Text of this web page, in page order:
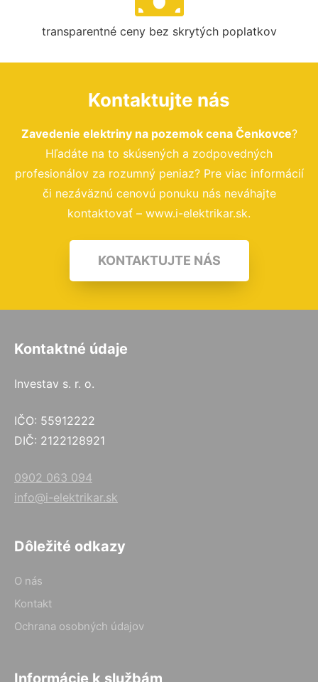
transparentné ceny bez skrytých poplatkov
Kontaktujte nás
Zavedenie elektriny na pozemok cena Čenkovce?
Hľadáte na to skúsených a zodpovedných
profesionálov za rozumný peniaz? Pre viac informácií
či nezáväznú cenovú ponuku nás neváhajte
kontaktovať – www.i-elektrikar.sk.
KONTAKTUJTE NÁS
Kontaktné údaje
Investav s. r. o.
IČO: 55912222
DIČ: 2122128921
0902 063 094
info@i-elektrikar.sk
Dôležité odkazy
O nás
Kontakt
Ochrana osobných údajov
Informácie k službám